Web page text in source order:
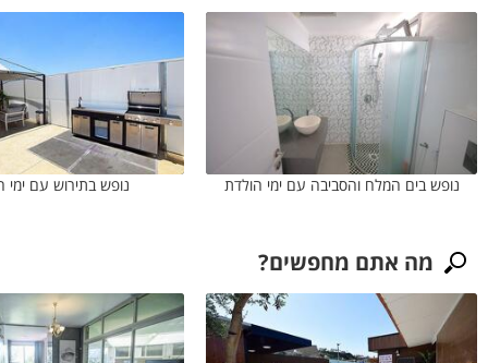
נופש בים המלח והסביבה עם ימי הולדת נופש בתירוש עם ימי
מה אתם מחפשים?